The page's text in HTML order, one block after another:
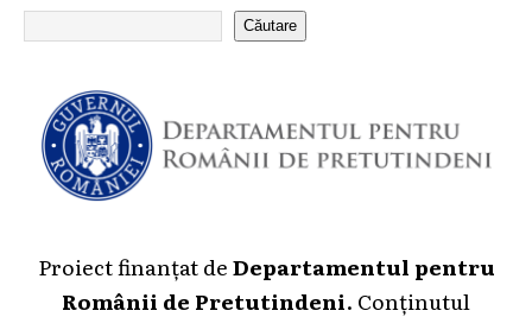
Căutare
Proiect finanțat deDepartamentul pentru
Românii de Pretutindeni. Conținutul